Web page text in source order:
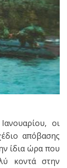
οι
απόβασης
ίδια ώρα που
κοντά στην